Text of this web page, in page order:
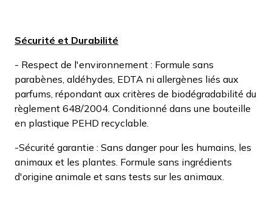
Sécurité et Durabilité
- Respect de l'environnement : Formule sans
parabènes, aldéhydes, EDTA ni allergènes liés aux
parfums, répondant aux critères de biodégradabilité du
règlement 648/2004. Conditionné dans une bouteille
en plastique PEHD recyclable.
-Sécurité garantie : Sans danger pour les humains, les
animaux et les plantes. Formule sans ingrédients
d'origine animale et sans tests sur les animaux.